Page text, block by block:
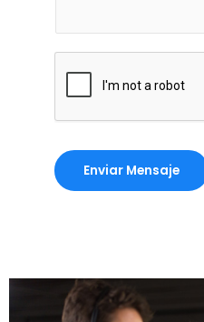
Enviar Mensaje